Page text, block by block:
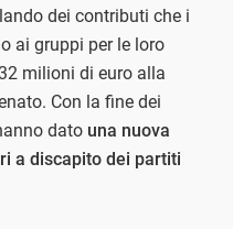
dei contributi che i
ai gruppi per le loro
milioni di euro alla
Con la fine dei
dato una nuova
a discapito dei partiti